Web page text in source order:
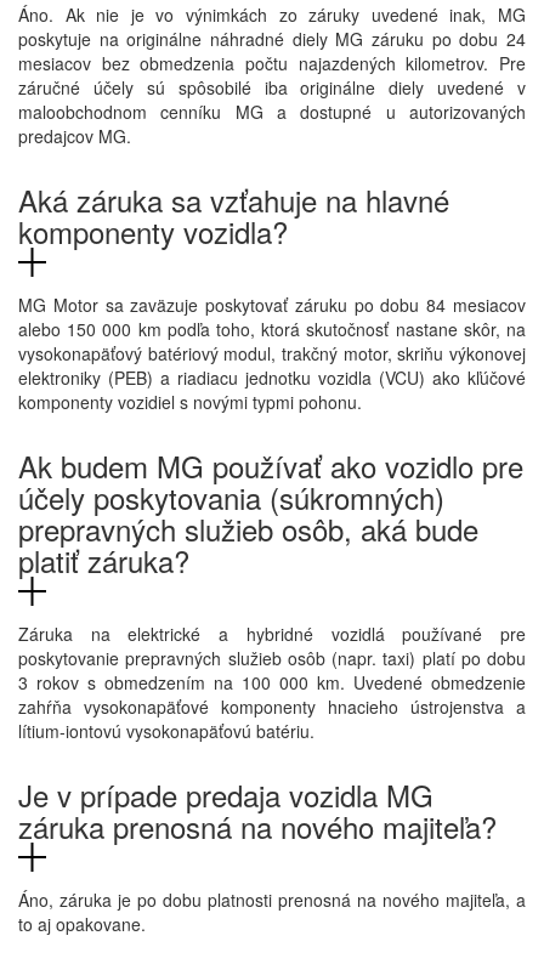
Áno. Ak nie je vo výnimkách zo záruky uvedené inak, MG
poskytuje na originálne náhradné diely MG záruku po dobu 24
mesiacov bez obmedzenia počtu najazdených kilometrov. Pre
záručné účely sú spôsobilé iba originálne diely uvedené v
maloobchodnom cenníku MG a dostupné u autorizovaných
predajcov MG.
Aká záruka sa vzťahuje na hlavné
komponenty vozidla?
MG Motor sa zaväzuje poskytovať záruku po dobu 84 mesiacov
alebo 150 000 km podľa toho, ktorá skutočnosť nastane skôr, na
vysokonapäťový batériový modul, trakčný motor, skriňu výkonovej
elektroniky (PEB) a riadiacu jednotku vozidla (VCU) ako kľúčové
komponenty vozidiel s novými typmi pohonu.
Ak budem MG používať ako vozidlo pre
účely poskytovania (súkromných)
prepravných služieb osôb, aká bude
platiť záruka?
Záruka na elektrické a hybridné vozidlá používané pre
poskytovanie prepravných služieb osôb (napr. taxi) platí po dobu
3 rokov s obmedzením na 100 000 km. Uvedené obmedzenie
zahŕňa vysokonapäťové komponenty hnacieho ústrojenstva a
lítium-iontovú vysokonapäťovú batériu.
Je v prípade predaja vozidla MG
záruka prenosná na nového majiteľa?
Áno, záruka je po dobu platnosti prenosná na nového majiteľa, a
to aj opakovane.